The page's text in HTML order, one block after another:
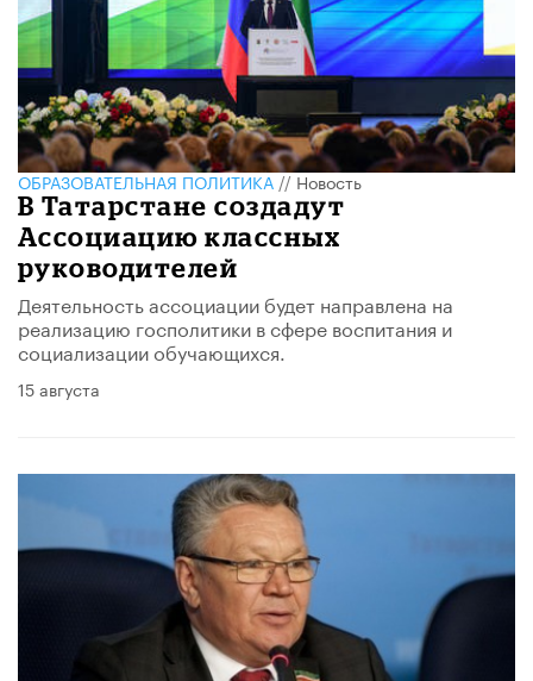
ОБРАЗОВАТЕЛЬНАЯ ПОЛИТИКА//Новость
В Татарстане создадут
Ассоциацию классных
руководителей
Деятельность ассоциации будет направлена на
реализацию госполитики в сфере воспитания и
социализации обучающихся.
15 августа